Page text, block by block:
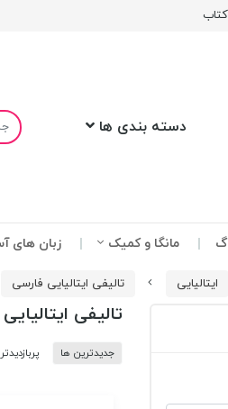
دسته بندی ها
مانگا و کمیک زبان های
ایتالیایی تالیفی ایتالیایی فارسی
تالیفی
جدیدترین ها